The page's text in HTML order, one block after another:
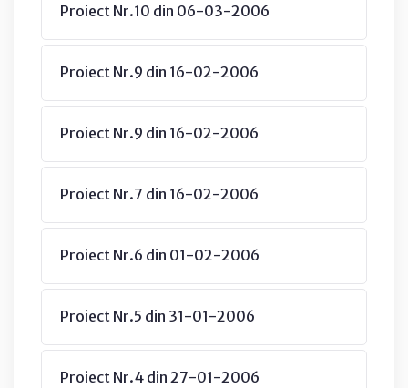
Proiect Nr.10 din 06-03-2006
Proiect Nr.9 din 16-02-2006
Proiect Nr.9 din 16-02-2006
Proiect Nr.7 din 16-02-2006
Proiect Nr.6 din 01-02-2006
Proiect Nr.5 din 31-01-2006
Proiect Nr.4 din 27-01-2006